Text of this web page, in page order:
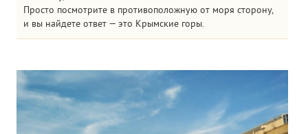
Просто посмотрите в противоположную от моря сторону,
и вы найдете ответ — это Крымские горы.